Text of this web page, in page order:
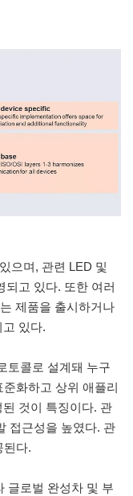
으며, 관련 LED 및
되고 있다. 또한 여러
제품을 출시하거나
있다.
토콜로 설계돼 누구
화하고 상위 애플리
것이 특징이다. 관
접근성을 높였다. 관
된다.
글로벌 완성차 및 부